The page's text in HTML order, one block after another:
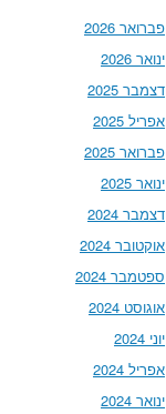
פברואר 2026
ינואר 2026
דצמבר 2025
אפריל 2025
פברואר 2025
ינואר 2025
דצמבר 2024
אוקטובר 2024
ספטמבר 2024
אוגוסט 2024
יוני 2024
אפריל 2024
ינואר 2024